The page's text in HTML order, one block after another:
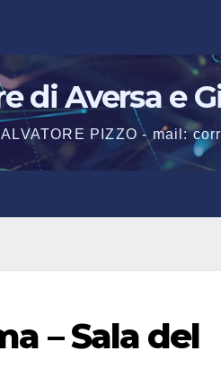
di Aversa e
PIZZO - mail:
– Sala del